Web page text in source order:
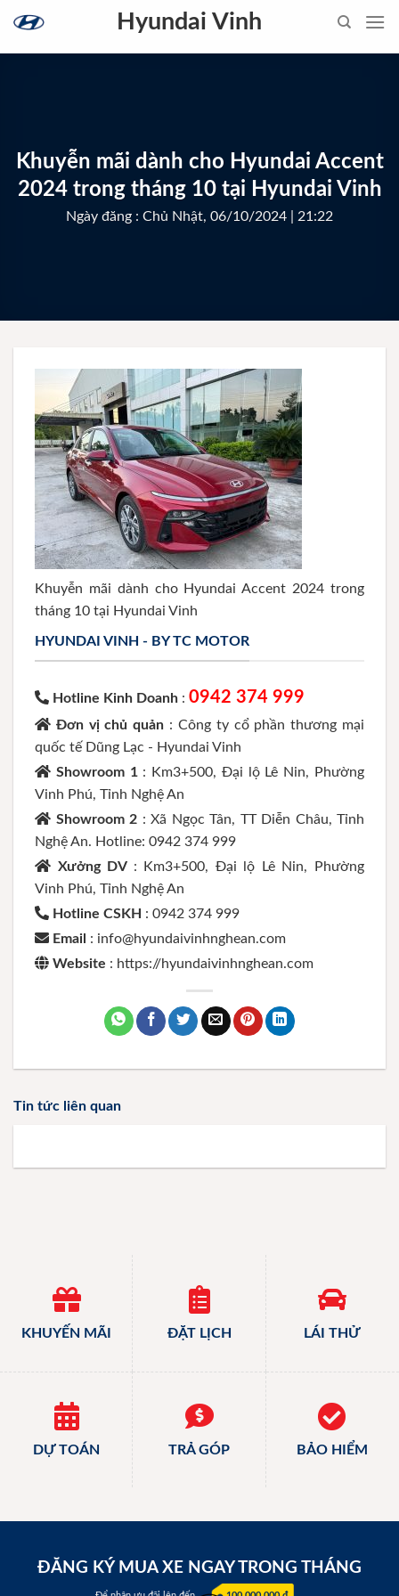
content
Hyundai Vinh
Khuyễn mãi dành cho Hyundai Accent
2024 trong tháng 10 tại Hyundai Vinh
Ngày đăng : Chủ Nhật, 06/10/2024 | 21:22
Khuyễn mãi dành cho Hyundai Accent 2024 trong
tháng 10 tại Hyundai Vinh
HYUNDAI VINH - BY TC MOTOR
Hotline Kinh Doanh : 0942 374 999
Đơn vị chủ quản : Công ty cổ phần thương mại
quốc tế Dũng Lạc - Hyundai Vinh
Showroom 1 : Km3+500, Đại lộ Lê Nin, Phường
Vinh Phú, Tỉnh Nghệ An
Showroom 2 : Xã Ngọc Tân, TT Diễn Châu, Tỉnh
Nghệ An. Hotline: 0942 374 999
Xưởng DV : Km3+500, Đại lộ Lê Nin, Phường
Vinh Phú, Tỉnh Nghệ An
Hotline CSKH : 0942 374 999
Email : info@hyundaivinhnghean.com
Website : https://hyundaivinhnghean.com
Tin tức liên quan
KHUYẾN MÃI ĐẶT LỊCH LÁI THỬ
DỰ TOÁN TRẢ GÓP BẢO HIỂM
ĐĂNG KÝ MUA XE NGAY TRONG THÁNG